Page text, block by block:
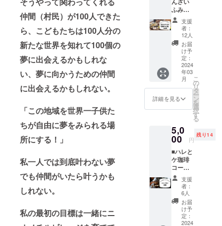
仲間（村民）が100人できた
ら、こどもたちは100人分の
新たな世界を知れて100個の
夢に出会えるかもしれな
い、夢に向かうための仲間
に出会えるかもしれない。
「この地域を世界一子供た
ちが自由に夢をみられる場
所にする！」
私一人では到底叶わない夢
でも仲間がいたら叶うかも
しれない。
私の最初の目標は一緒にニ
ライ
ン）ご
招待※ど
んなゲ
ストが
来るか
はお楽
しみに
（2024
年 3月
予定）
○ニオノ
チルビ
レッジ
プンし
てから
そのま
ま住民
さんを
継続さ
れる
方、初
期村民
登録料
（¥3,00
0程度）
不要で
中、楽
しい村
にする
ため
に、ぜ
ひご意
見やア
ドバイ
スなど
くださ
い
（2024
年 2
月〜予
開拓者
限定
村作り
会議
（オン
ライ
ン）ご
招待※ど
んなゲ
ストが
来るか
はお楽
しみに
とケ珈
琲のス
ペシャ
ルブレ
ンド
パック
でお届
けしま
材料及
び添加
食品表
示はお
品のラ
ベルに
表記さ
れま
す。商
品開封
前には
必ずお
届けの
リター
ンに添
付され
たラベ
支援い
ただい
た順番
でno1〜
発行い
たしま
す。 ○
開拓期
間（拠
点プレ
オープ
３月〜5
月）お
オー
ナー ○
開拓期
間（拠
点プレ
オープ
ン期間
３月〜5
月）図
書館員
として
図書館
前には
必ずお
届けの
リター
ンに添
付され
たラベ
ルや注
意書き
をご確
認くだ
さい。
HPや拠
えを掲
載させ
だきま
す。 ※
ニック
ネーム
など、
本名以
外のお
名前で
掲載希
セッ
ト 5
種》 ○
ハレと
ケ珈
琲
《チル
ビレ
オープ
ン記念
オリジ
ナルブ
レンド
セッ
ト》 ○
おやつ
係えん
なちゃ
ん《
ほとり
日和
アレル
ギーフ
リー甘
味に甘
ふみ」
「団欒
チル食
堂」ご
招待■
食を通
して豊
かな暮
らしを
表現し
ている
２人の
つくる
食堂へ
しま
す。 美
味しい
ご飯を
いただ
きなが
ら、出
会いと
対話を
楽しむ
時間を
過ごし
ましょ
支援
者：
12人
お届
け予
定：
2024
年03
月
詳細を見る
こ
の
リ
タ
ー
ン
を
選
択
す
る
5,0
00 円
残り14
■ハレと
ケ珈琲
コー
ヒーサ
ロン体
験■ ハ
レとケ
珈琲
セッ
ション
支援
者：
6人
お届
け予
定：
2024